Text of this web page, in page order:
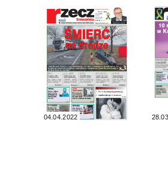
04.04.2022